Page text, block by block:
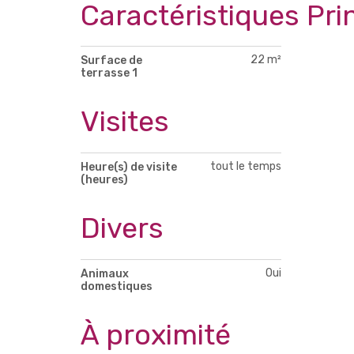
Caractéristiques
Surface de
terrasse 1
22 m²
Visites
Heure(s) de visite
(heures)
tout le temps
Divers
Animaux
domestiques
Oui
À proximité